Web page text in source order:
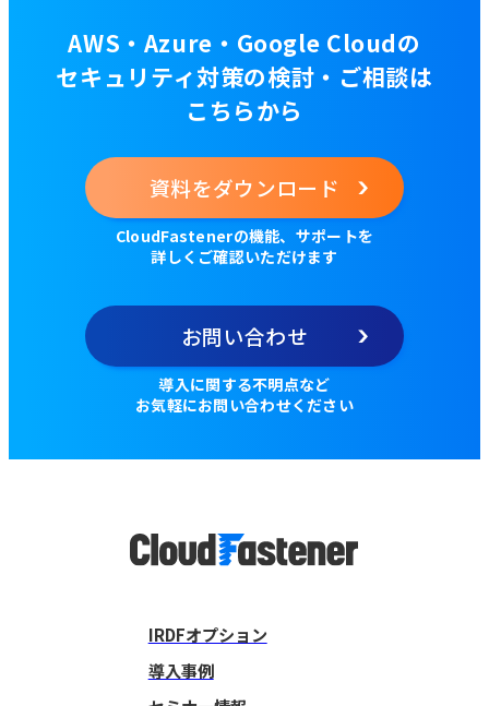
AWS・Azure・Google Cloudの
セキュリティ対策の検討・ご相談は
こちらから
資料をダウンロード
CloudFastenerの機能、サポートを
詳しくご確認いただけます
お問い合わせ
導入に関する不明点など
お気軽にお問い合わせください
IRDFオプション
導入事例